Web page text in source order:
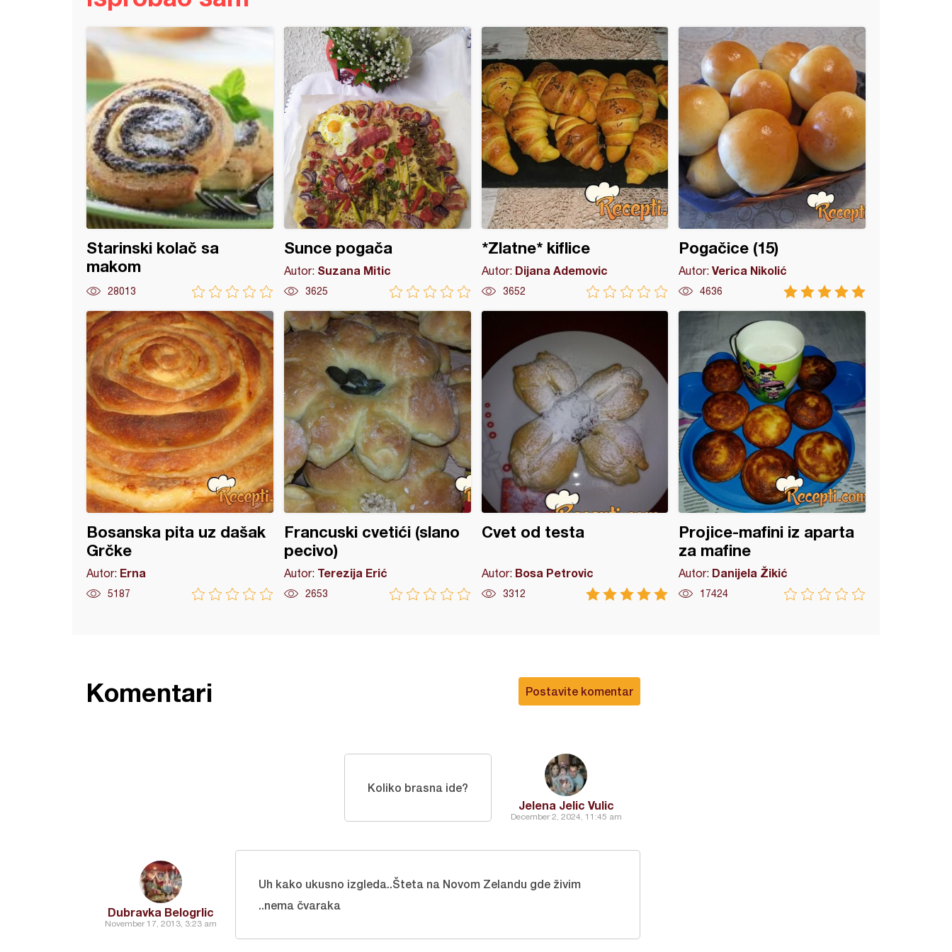
Starinski kolač sa
makom
28013
Sunce pogača
Autor: Suzana Mitic
3625
*Zlatne* kiflice
Autor: Dijana Ademovic
3652
Pogačice (15)
Autor:Verica Nikolić
4636
Bosanska pita uz dašak
Grčke
Autor: Erna
5187
Francuski cvetići (slano
pecivo)
Autor: Terezija Erić
2653
Cvet od testa
Autor: Bosa Petrovic
3312
Projice-mafini iz aparta
za mafine
Autor: Danijela Žikić
17424
mafini iz aparta za mafine
Postavite komentar
Komentari
Jelena Jelic Vulic
December 2, 2024, 11:45 am
Koliko brasna ide?
Dubravka Belogrlic
November 17, 2013, 3:23 am
Uh kako ukusno izgleda..Šteta na Novom Zelandu gde živim
..nema čvaraka